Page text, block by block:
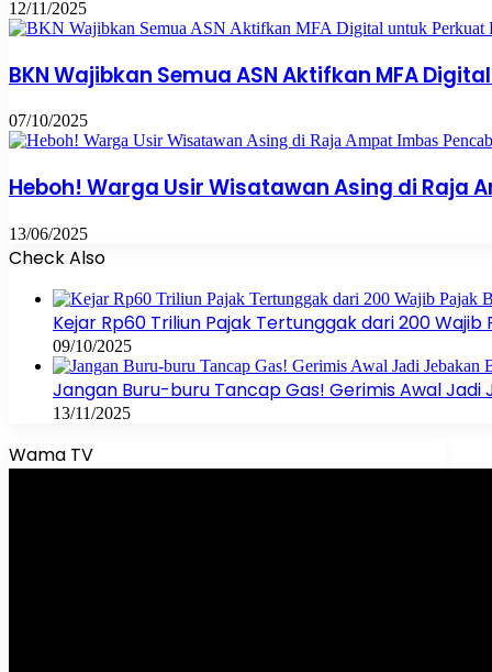
12/11/2025
BKN Wajibkan Semua ASN Aktifkan MFA
07/10/2025
Heboh! Warga Usir Wisatawan Asing di Raja
13/06/2025
Check Also
Kejar Rp60 Triliun Pajak Tertunggak dari 200
09/10/2025
Jangan Buru-buru Tancap Gas! Gerimis Awal
13/11/2025
Wama TV